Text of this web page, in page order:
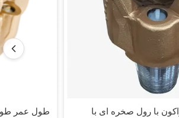
با رول صخره ای با